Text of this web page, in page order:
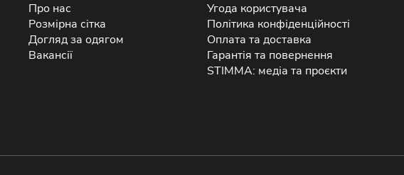
Про нас
Розмірна сітка
Догляд за одягом
Вакансії
Угода користувача
Політика конфіденційності
Оплата та доставка
Гарантія та повернення
STIMMA: медіа та проєкти